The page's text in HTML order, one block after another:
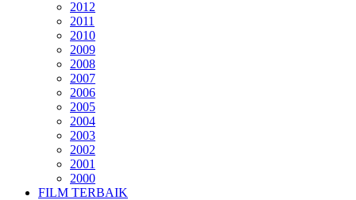
2012
2011
2010
2009
2008
2007
2006
2005
2004
2003
2002
2001
2000
FILM TERBAIK